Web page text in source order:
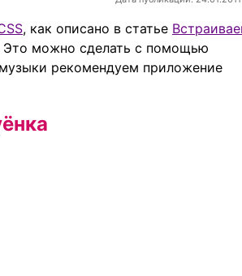
, как описано в статье
Это можно сделать с помощью
рекомендуем приложение